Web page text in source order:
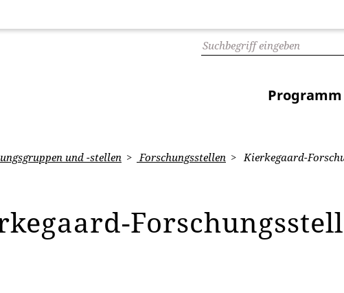
Programm
und -stellen Forschungsstellen Kierkegaard-